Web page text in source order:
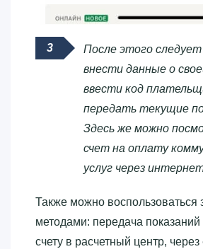
После этого
внести данные о
ввести код
передать текущие
Здесь же можно
счет на оплату
услуг через
Также можно воспользоваться
методами: передача
счету в расчетный центр,